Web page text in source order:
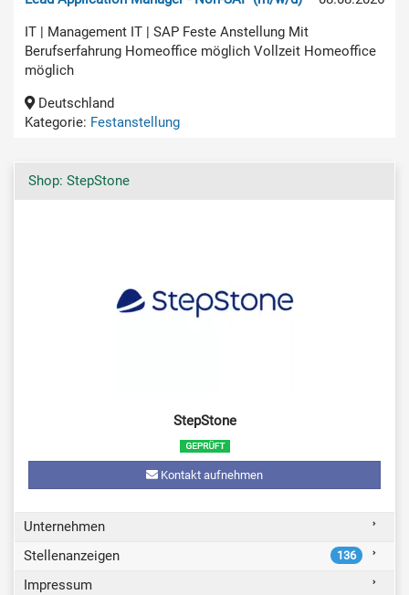
IT | Management IT | SAP Feste Anstellung Mit
Berufserfahrung Homeoffice möglich Vollzeit Homeoffice
möglich
Deutschland
Kategorie: Festanstellung
Shop: StepStone
StepStone
Kontakt aufnehmen
Unternehmen
Stellenanzeigen
136
Impressum